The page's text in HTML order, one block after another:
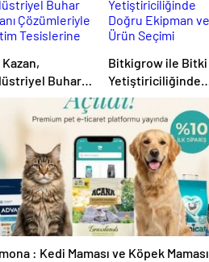
Kazan,
Buhar
Tesislerine
Sistemler
Bitkigrow ile Bitki
Yetiştiriciliğinde
Doğru Ekipman ve
Ürün Seçimi
: Kedi Maması ve Köpek Maması